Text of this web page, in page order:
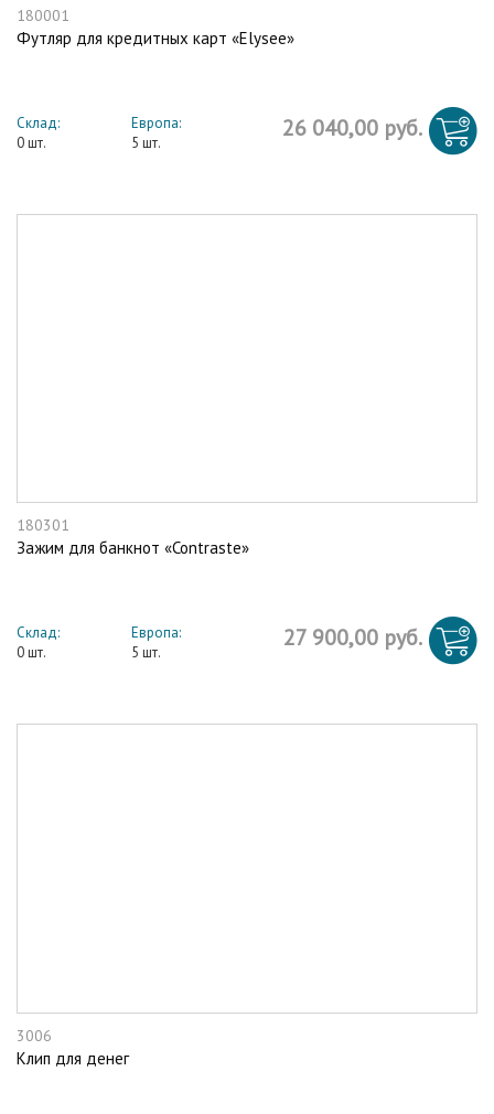
180001
Футляр для кредитных карт «Elysee»
Склад:
0 шт.
Европа:
5 шт.
26 040,00 руб.
180301
Зажим для банкнот «Contraste»
Склад:
0 шт.
Европа:
5 шт.
27 900,00 руб.
3006
Клип для денег